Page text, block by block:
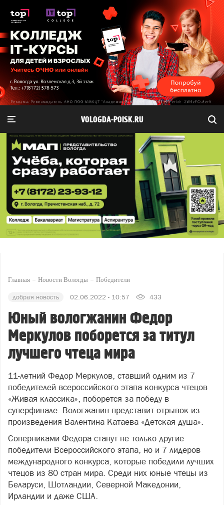
VOLOGDA-POISK.RU
Главная Новости Вологды Победители
добрая новость 02.06.2022 - 10:57 433
Юный вологжанин Федор
Меркулов поборется за титул
лучшего чтеца мира
11-летний Федор Меркулов, ставший одним из 7
победителей всероссийского этапа конкурса чтецов
«Живая классика», поборется за победу в
суперфинале. Вологжанин представит отрывок из
произведения Валентина Катаева «Детская душа».
Соперниками Федора станут не только другие
победители Всероссийского этапа, но и 7 лидеров
международного конкурса, которые победили лучших
чтецов из 80 стран мира. Среди них юные чтецы из
Беларуси, Шотландии, Северной Македонии,
Ирландии и даже США.